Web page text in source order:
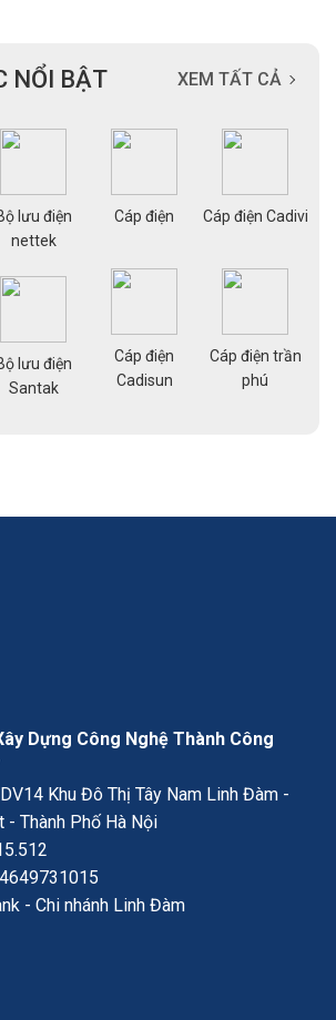
NỔI BẬT XEM TẤT CẢ
lưu điện
nettek
lưu điện
Santak
Cáp điện
Cáp điện
Cadisun
Cáp điện Cadivi
Cáp điện trần
phú
Dựng Công Nghệ Thành Công
Khu Đô Thị Tây Nam Linh Đàm -
- Thành Phố Hà Nội
- Chi nhánh Linh Đàm